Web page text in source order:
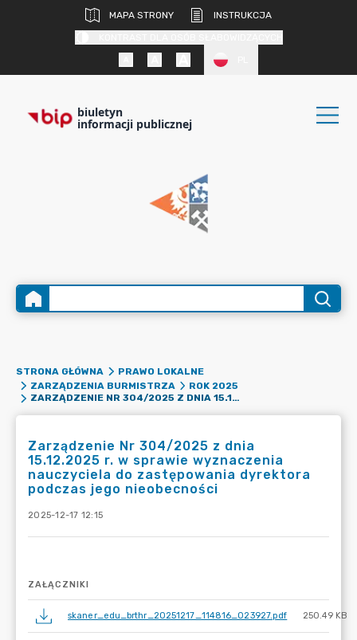
MAPA STRONY
INSTRUKCJA
biuletyn
informacji publicznej
STRONA GŁÓWNA
PRAWO LOKALNE
ZARZĄDZENIA BURMISTRZA
ROK 2025
ZARZĄDZENIE NR 304/2025 Z DNIA 15.12.2025 R. W SPRAWIE WYZNACZENIA NAUCZYCIELA DO ZASTĘPOWANIA DYREKTORA PODCZAS JEGO NIEOBECNOŚCI
Zarządzenie Nr 304/2025 z dnia
15.12.2025 r. w sprawie wyznaczenia
nauczyciela do zastępowania dyrektora
podczas jego nieobecności
2025-12-17 12:15
ZAŁĄCZNIKI
skaner_edu_brthr_20251217_114816_023927.pdf 250.49 KB